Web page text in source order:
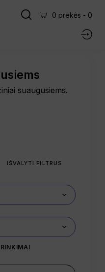
0 prekės - 0
suaugusiems.
IŠVALYTI FILTRUS